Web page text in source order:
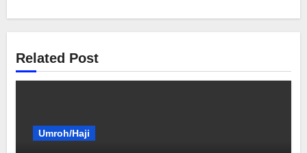
Related Post
Umroh/Haji